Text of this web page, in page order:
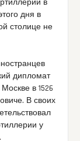
в
дня в
столице не
дипломат
в 1526
В своих
у
.